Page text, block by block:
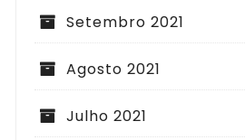
Setembro 2021
Agosto 2021
Julho 2021